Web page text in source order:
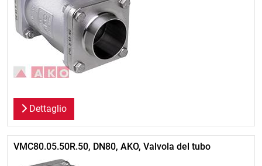
Dettaglio
VMC80.05.50R.50, DN80, AKO, Valvola del tubo